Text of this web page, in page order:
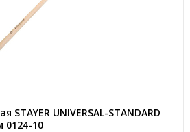
STAYER UNIVERSAL-STANDARD
0124-10